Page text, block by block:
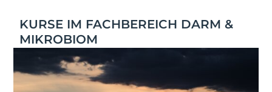
KURSE IM FACHBEREICH DARM &
MIKROBIOM